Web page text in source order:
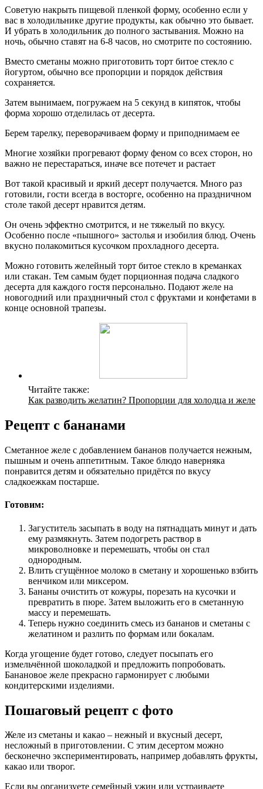
Советую накрыть пищевой пленкой форму, особенно если у
вас в холодильнике другие продукты, как обычно это бывает.
И убрать в холодильник до полного застывания. Можно на
ночь, обычно ставят на 6-8 часов, но смотрите по состоянию.
Вместо сметаны можно приготовить торт битое стекло с
йогуртом, обычно все пропорции и порядок действия
сохраняется.
Затем вынимаем, погружаем на 5 секунд в кипяток, чтобы
форма хорошо отделилась от десерта.
Берем тарелку, переворачиваем форму и приподнимаем ее
Многие хозяйки прогревают форму феном со всех сторон, но
важно не перестараться, иначе все потечет и растает
Вот такой красивый и яркий десерт получается. Много раз
готовили, гости всегда в восторге, особенно на праздничном
столе такой десерт нравится детям.
Он очень эффектно смотрится, и не тяжелый по вкусу.
Особенно после «пышного» застолья и изобилия блюд. Очень
вкусно полакомиться кусочком прохладного десерта.
Можно готовить желейный торт битое стекло в креманках
или стакан. Тем самым будет порционная подача сладкого
десерта для каждого гостя персонально. Подают желе на
новогодний или праздничный стол с фруктами и конфетами в
конце основной трапезы.
Читайте также:
Как разводить желатин? Пропорции для холодца и желе
Рецепт с бананами
Сметанное желе с добавлением бананов получается нежным,
пышным и очень аппетитным. Такое блюдо наверняка
понравится детям и обязательно придётся по вкусу
сладкоежкам постарше.
Готовим:
Загуститель засыпать в воду на пятнадцать минут и дать
ему размякнуть. Затем подогреть раствор в
микроволновке и перемешать, чтобы он стал
однородным.
Влить сгущённое молоко в сметану и хорошенько взбить
венчиком или миксером.
Бананы очистить от кожуры, порезать на кусочки и
превратить в пюре. Затем выложить его в сметанную
массу и перемешать.
Теперь нужно соединить смесь из бананов и сметаны с
желатином и разлить по формам или бокалам.
Когда угощение будет готово, следует посыпать его
измельчённой шоколадкой и предложить попробовать.
Банановое желе прекрасно гармонирует с любыми
кондитерскими изделиями.
Пошаговый рецепт с фото
Желе из сметаны и какао – нежный и вкусный десерт,
несложный в приготовлении. С этим десертом можно
бесконечно экспериментировать, например добавлять фрукты,
какао или творог.
Если вы организуете семейный ужин или устраиваете